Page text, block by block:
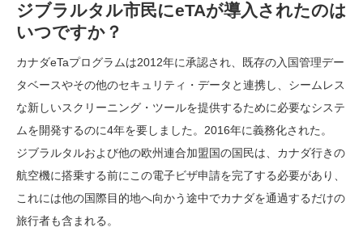
ジブラルタル市民にeTAが導入されたのは
いつですか？
カナダeTaプログラムは2012年に承認され、既存の入国管理デー
タベースやその他のセキュリティ・データと連携し、シームレス
な新しいスクリーニング・ツールを提供するために必要なシステ
ムを開発するのに4年を要しました。2016年に義務化された。
ジブラルタルおよび他の欧州連合加盟国の国民は、カナダ行きの
航空機に搭乗する前にこの電子ビザ申請を完了する必要があり、
これには他の国際目的地へ向かう途中でカナダを通過するだけの
旅行者も含まれる。